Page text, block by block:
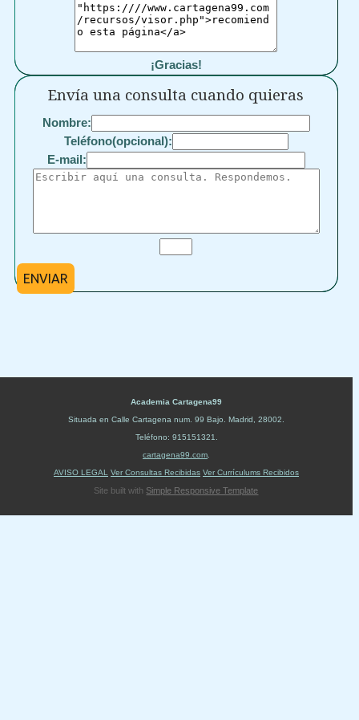
¡Gracias!
Envía una consulta cuando quieras
Nombre:
Teléfono(opcional):
E-mail:
ENVIAR
Academia Cartagena99
Situada en Calle Cartagena num. 99 Bajo Madrid 28002
Teléfono: 915151321
cartagena99.com
AVISO LEGAL
Ver Consultas Recibidas Ver Currículums Recibidos
Site built with Simple Responsive Template